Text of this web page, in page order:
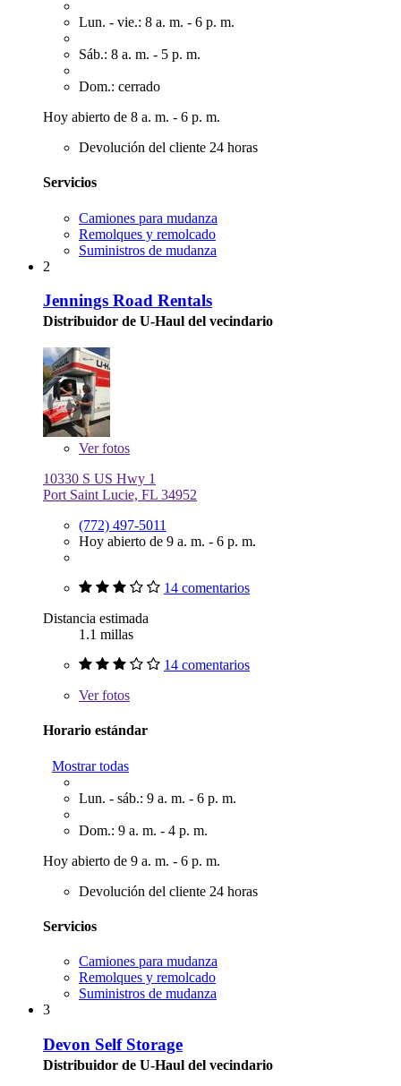
Lun. - vie.: 8 a. m. - 6 p. m.
Sáb.: 8 a. m. - 5 p. m.
Dom.: cerrado
Hoy abierto de 8 a. m. - 6 p. m.
Devolución del cliente 24 horas
Servicios
Camiones para mudanza
Remolques y remolcado
Suministros de mudanza
2
Jennings Road Rentals
Distribuidor de U-Haul del vecindario
Verfotos
10330 S US Hwy 1
Port Saint Lucie, FL 34952
(772) 497-5011
Hoy abierto de 9 a. m. - 6 p. m.
14 comentarios
Distancia estimada
1.1 millas
14 comentarios
Verfotos
Horario estándar
Mostrar todas
Lun. - sáb.: 9 a. m. - 6 p. m.
Dom.: 9 a. m. - 4 p. m.
Hoy abierto de 9 a. m. - 6 p. m.
Devolución del cliente 24 horas
Servicios
Camiones para mudanza
Remolques y remolcado
Suministros de mudanza
3
Devon Self Storage
Distribuidor de U-Haul del vecindario